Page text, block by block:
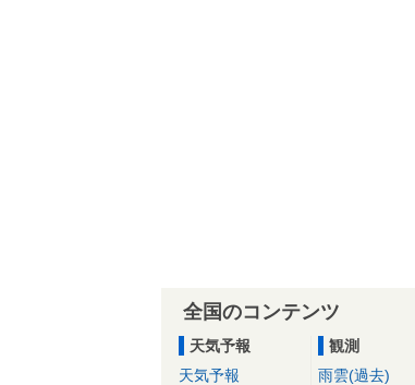
全国のコンテンツ
天気予報
天気予報
観測
雨雲(過去)